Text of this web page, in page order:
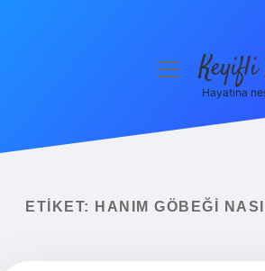
Yasal Uyarı
menüyü
Hayatına
ETIKET: HANIM GÖBEĞI